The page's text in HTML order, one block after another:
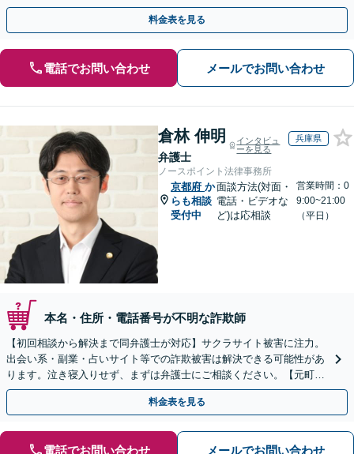
早めにご相談ください。【電話・メール・WEB相談可】
料金表を見る
電話でお問い合わせ メールでお問い合わせ
倉林 伸明
弁護士
インタビュ
ーを見る
兵庫県
ノースポイント法律事務所
京都府 か
らも相談
受付中
面談方法(対面・
電話・ビデオな
ど)は応相談
営業時間：0
9:00~21:00
（平日）
本名・住所・電話番号が不明な詐欺師
【初回相談から解決まで同弁護士が対応】サクラサイト被害に注力。
出会い系・副業・占いサイト等での詐欺被害は解決できる可能性があ
ります。泣き寝入りせず、まずは弁護士にご相談ください。【元町駅
1分・土日夜間の相談歓迎】
料金表を見る
電話でお問い合わせ メールでお問い合わせ